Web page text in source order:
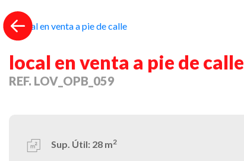
Previous
local en venta a pie de calle
REF. LOV_OPB_059
Sup. Útil: 28 m2